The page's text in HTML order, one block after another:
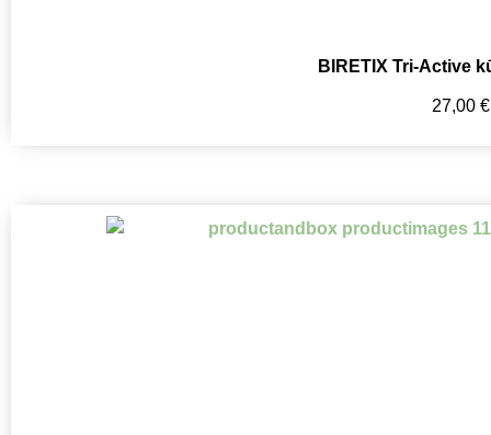
BIRETIX Tri-Active
27,00 €